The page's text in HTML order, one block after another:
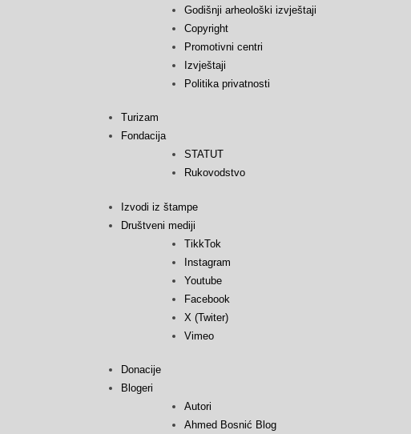
Godišnji arheološki izvještaji
Copyright
Promotivni centri
Izvještaji
Politika privatnosti
Turizam
Fondacija
STATUT
Rukovodstvo
Izvodi iz štampe
Društveni mediji
TikkTok
Instagram
Youtube
Facebook
X (Twiter)
Vimeo
Donacije
Blogeri
Autori
Ahmed Bosnić Blog